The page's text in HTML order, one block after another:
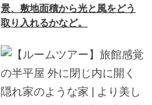
景、敷地面積から光と風をどう
取り入れるかなど。